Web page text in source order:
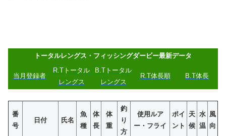
トータルレングス・フィッシングダービー最新データ
当月登録者
R.Tトータル
レングス
B.Tトータル
レングス
R.T体長順 B.T体長
番
号
日付 氏名
魚
種
体
長
体
重
釣
り
方
使用ルア
ー・フライ
ポイ
ント
天
候
水
温
風
向